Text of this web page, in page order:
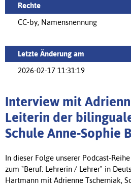
Rechte
CC-by, Namensnennung
Letzte Änderung am
2026-02-17 11:31:19
Interview mit
Leiterin der
Schule Anne-Sophie
In dieser Folge unserer Podcast-
zum "Beruf: Lehrerin / Lehrer" in
Hartmann mit Adrienne Tscherniak,